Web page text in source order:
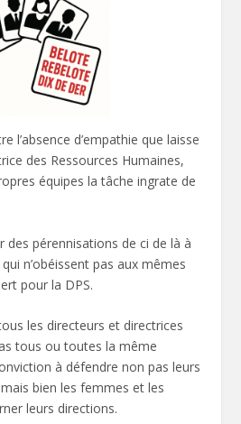
l’absence d’empathie que laisse
des Ressources Humaines,
équipes la tâche ingrate de
des pérennisations de ci de là à
n’obéissent pas aux mêmes
pour la DPS.
les directeurs et directrices
tous ou toutes la même
à défendre non pas leurs
bien les femmes et les
leurs directions.